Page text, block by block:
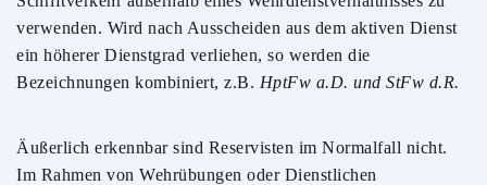
verwenden. Wird nach Ausscheiden aus dem aktiven Dienst
ein höherer Dienstgrad verliehen, so werden die
Bezeichnungen kombiniert, z.B. HptFw a.D. und StFw d.R.
Äußerlich erkennbar sind Reservisten im Normalfall nicht.
Im Rahmen von Wehrübungen oder Dienstlichen